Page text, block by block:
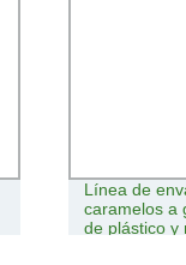
Brazo de
mecanizado
para cable